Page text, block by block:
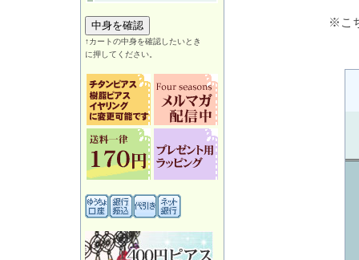
↑カートの中身を確認したいとき
に押してください。
※こ